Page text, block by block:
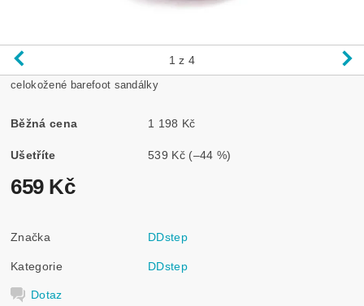
1 z 4
celokožené barefoot sandálky
Běžná cena 1 198 Kč
Ušetříte 539 Kč (–44 %)
659 Kč
Značka DDstep
Kategorie DDstep
Dotaz